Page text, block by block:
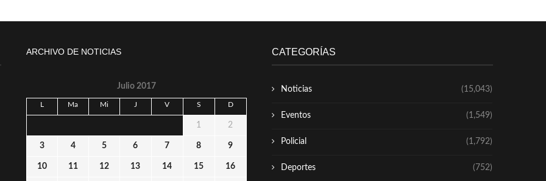
ARCHIVO DE NOTICIAS
Julio 2017
L Ma Mi J V S D
1 2
3 4 5 6 7 8 9
10 11 12 13 14 15 16
CATEGORÍAS
Noticias (15,043)
Eventos (1,549)
Policial (1,792)
Deportes (752)